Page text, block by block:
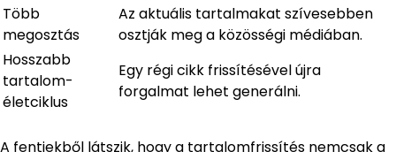
Több
megosztás
Az aktuális tartalmakat szívesebben
osztják meg a közösségi médiában.
Hosszabb
tartalom-
életciklus
Egy régi cikk frissítésével újra
forgalmat lehet generálni.
A fentiekből látszik, hogy a tartalomfrissítés nemcsak a